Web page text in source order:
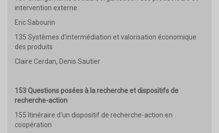
intervention externe
Eric Sabourin
135 Systèmes d'intermédiation et valorisation économique
des produits
Claire Cerdan, Denis Sautier
153 Questions posées à la recherche et dispositifs de
recherche-action
155 Itinéraire d'un dispositif de recherche-action en
coopération